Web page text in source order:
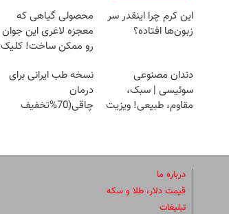
این کرم چرا اینقدر سر
زبون‌ها افتاده؟
محصولی گیاهی که
معجزه لاغری این جوان
رو ممکن ساخت! کلیک
دندان مصنوعی
سوئیسی | سبک،
مقاوم، طبیعی! ویزیت
نسخه طب ایرانی برای
درمان
چاقی(70%تخفیف
درباره ما
قیمت دلار، طلا و سکه
تبلیغات